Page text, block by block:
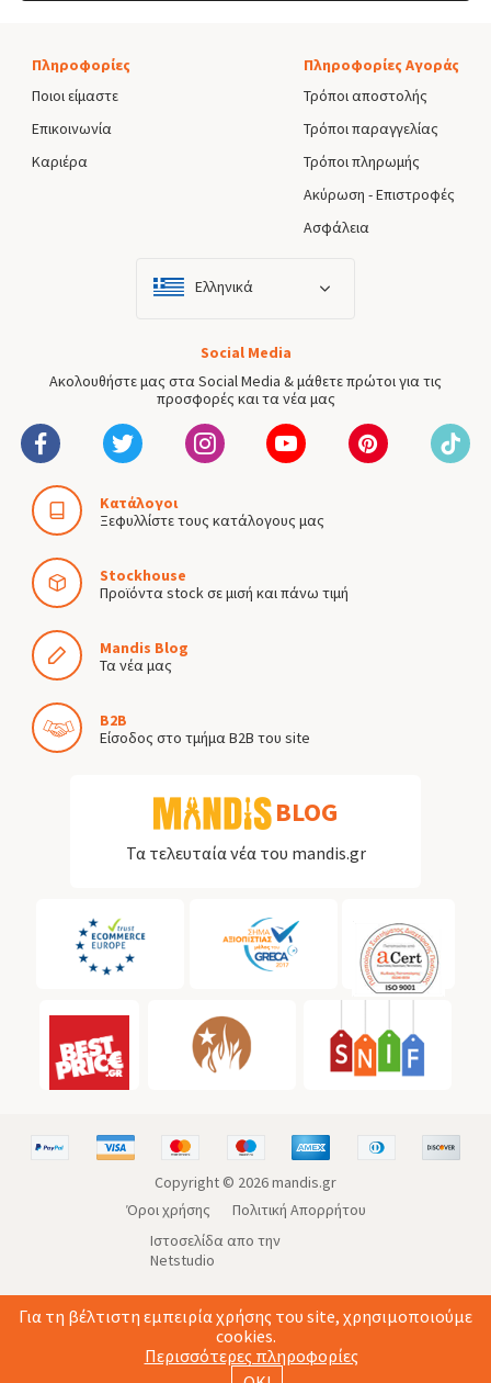
Πληροφορίες
Ποιοι είμαστε
Επικοινωνία
Καριέρα
Πληροφορίες Αγοράς
Τρόποι αποστολής
Τρόποι παραγγελίας
Τρόποι πληρωμής
Ακύρωση - Επιστροφές
Ασφάλεια
Ελληνικά
Social Media
Ακολουθήστε μας στα Social Media & μάθετε πρώτοι για τις
προσφορές και τα νέα μας
Κατάλογοι
Ξεφυλλίστε τους κατάλογους μας
Stockhouse
Προϊόντα stock σε μισή και πάνω τιμή
Mandis Blog
Τα νέα μας
B2B
Είσοδος στο τμήμα B2B του site
BLOG
Τα τελευταία νέα του mandis.gr
Copyright © 2026mandis.gr
Όροι χρήσης
Πολιτική Απορρήτου
Ιστοσελίδα απο την
Netstudio
Για τη βέλτιστη εμπειρία χρήσης του site, χρησιμοποιούμε
cookies.
Περισσότερες πληροφορίες